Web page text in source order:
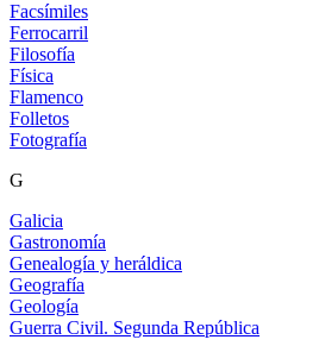
Facsímiles
Ferrocarril
Filosofía
Física
Flamenco
Folletos
Fotografía
G
Galicia
Gastronomía
Genealogía y heráldica
Geografía
Geología
Guerra Civil. Segunda República